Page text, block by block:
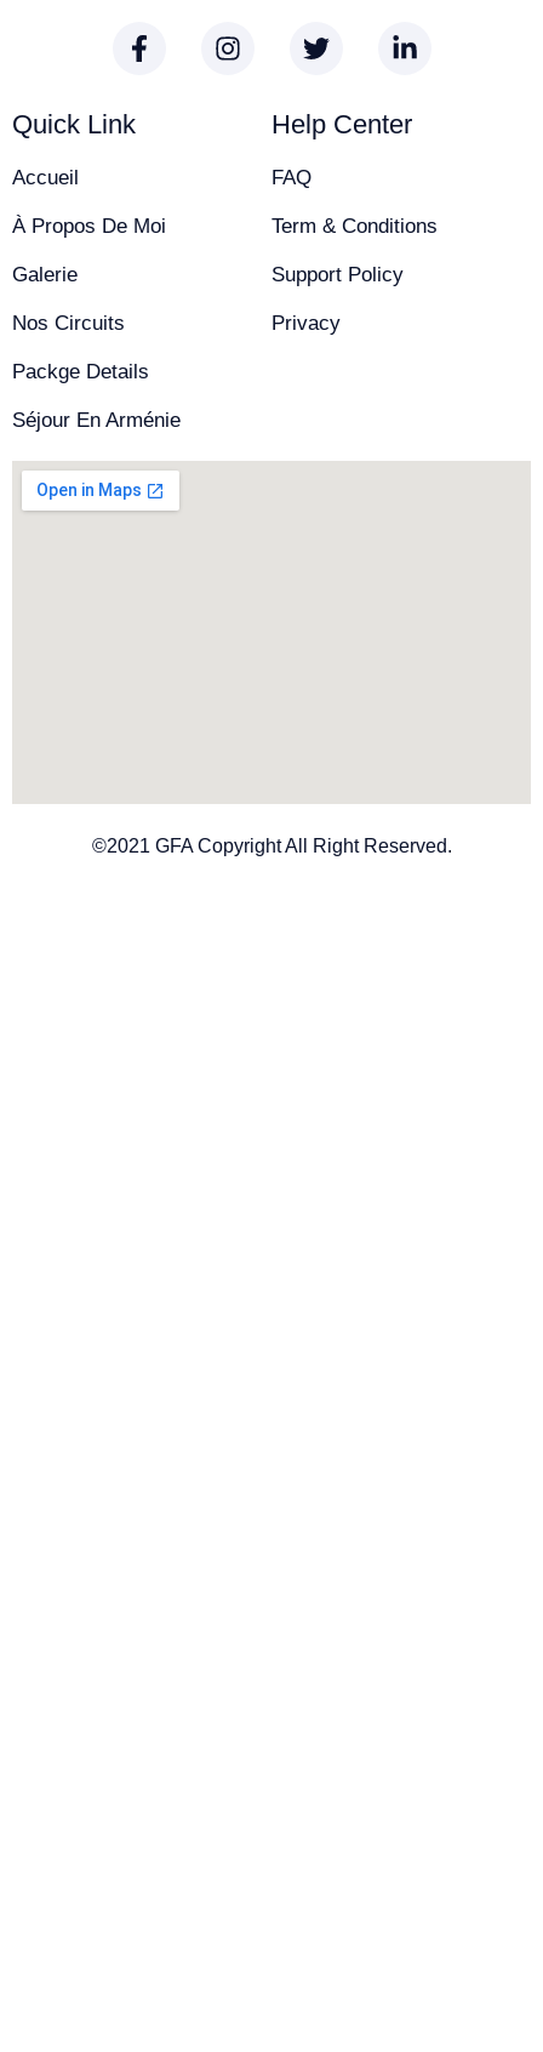
Quick Link
Accueil
À Propos De Moi
Galerie
Nos Circuits
Packge Details
Séjour En Arménie
Help Center
FAQ
Term & Conditions
Support Policy
Privacy
©2021 GFA Copyright All Right Reserved.